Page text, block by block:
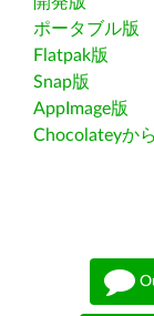
ポータブル版
Flatpak版
Snap版
AppImage版
Chocolateyか